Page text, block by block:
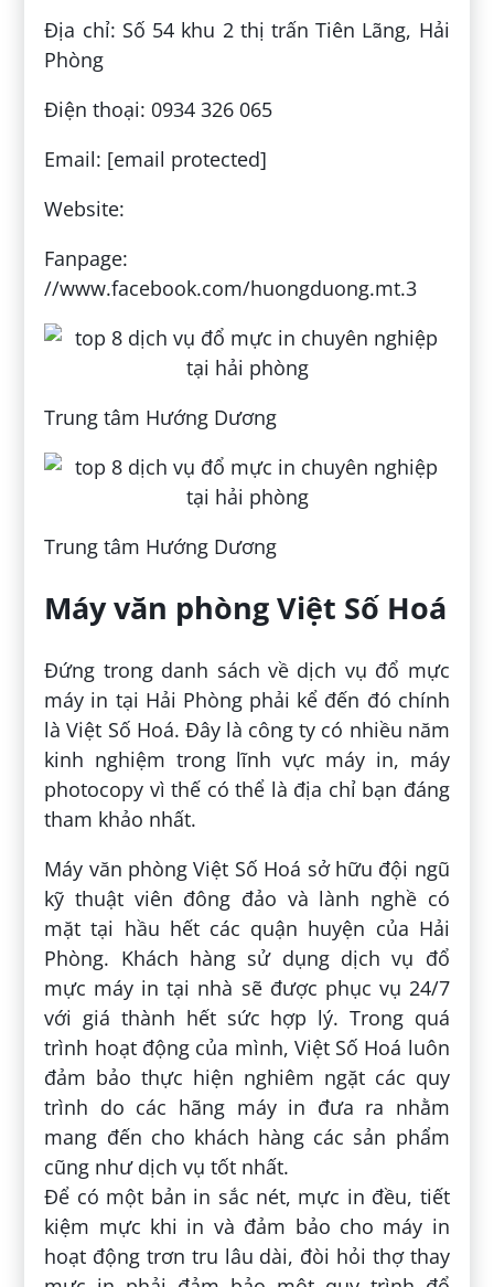
Địa chỉ: Số 54 khu 2 thị trấn Tiên Lãng, Hải
Phòng
Điện thoại: 0934 326 065
Email: [email protected]
Website:
Fanpage:
//www.facebook.com/huongduong.mt.3
Trung tâm Hướng Dương
Trung tâm Hướng Dương
Máy văn phòng Việt Số Hoá
Đứng trong danh sách về dịch vụ đổ mực
máy in tại Hải Phòng phải kể đến đó chính
là Việt Số Hoá. Đây là công ty có nhiều năm
kinh nghiệm trong lĩnh vực máy in, máy
photocopy vì thế có thể là địa chỉ bạn đáng
tham khảo nhất.
Máy văn phòng Việt Số Hoá sở hữu đội ngũ
kỹ thuật viên đông đảo và lành nghề có
mặt tại hầu hết các quận huyện của Hải
Phòng. Khách hàng sử dụng dịch vụ đổ
mực máy in tại nhà sẽ được phục vụ 24/7
với giá thành hết sức hợp lý. Trong quá
trình hoạt động của mình, Việt Số Hoá luôn
đảm bảo thực hiện nghiêm ngặt các quy
trình do các hãng máy in đưa ra nhằm
mang đến cho khách hàng các sản phẩm
cũng như dịch vụ tốt nhất.
Để có một bản in sắc nét, mực in đều, tiết
kiệm mực khi in và đảm bảo cho máy in
hoạt động trơn tru lâu dài, đòi hỏi thợ thay